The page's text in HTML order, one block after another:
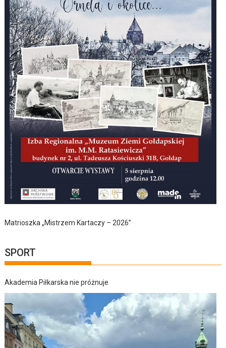
Matrioszka „Mistrzem Kartaczy – 2026”
SPORT
Akademia Piłkarska nie próżnuje